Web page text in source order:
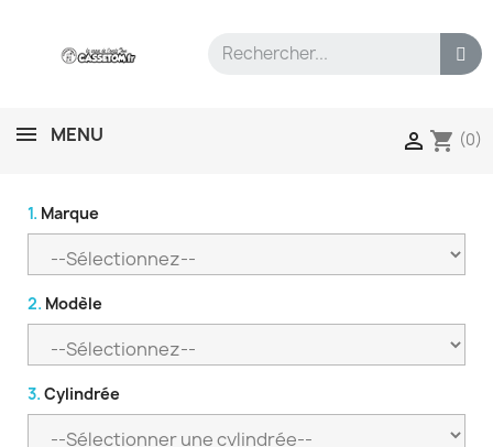
MENU  shopping_cart (0)
1. Marque
2. Modèle
3. Cylindrée